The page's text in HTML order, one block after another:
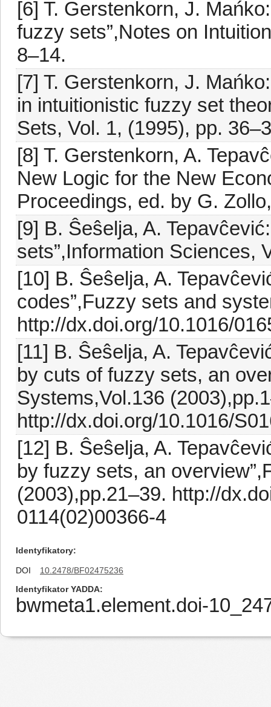
[6] T. Gerstenkorn, J.
fuzzy sets”,Notes on
8–14.
[7] T. Gerstenkorn, J.
in intuitionistic fuzzy set
Sets, Vol. 1, (1995), pp.
[8] T. Gerstenkorn, A.
New Logic for the New
Proceedings, ed. by G.
[9] B. Ŝeŝelja, A.
sets”,Information Sciences,
[10] B. Ŝeŝelja, A.
codes”,Fuzzy sets and
http://dx.doi.org/10.1016/
[11] B. Ŝeŝelja, A.
by cuts of fuzzy sets, an
Systems,Vol.136
http://dx.doi.org/10.1016/
[12] B. Ŝeŝelja, A.
by fuzzy sets, an
(2003),pp.21–39. http://
0114(02)00366-4
Identyfikatory
DOI
10.2478/BF02475236
Identyfikator YADDA
bwmeta1.element.doi-